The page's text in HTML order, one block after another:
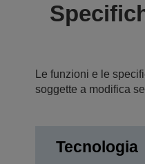
Le funzioni e le
soggette a modifica
Tecnologia